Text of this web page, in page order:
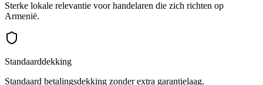
Sterke lokale relevantie voor handelaren die zich richten op
Armenië.
Standaarddekking
Standaard betalingsdekking zonder extra garantielaag.